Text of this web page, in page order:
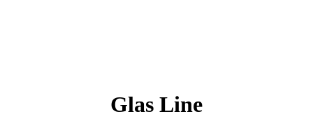
Glas Line